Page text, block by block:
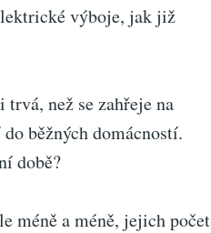
výboje, jak již
než se zahřeje na
běžných domácností.
době?
méně a méně, jejich počet